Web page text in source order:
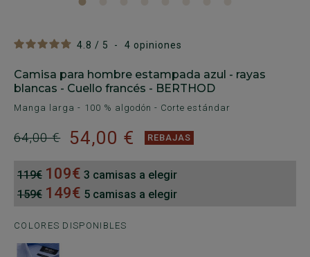
4.8 / 5 - 4 opiniones
Camisa para hombre estampada azul - rayas
blancas - Cuello francés - BERTHOD
Manga larga - 100 % algodón - Corte estándar
64,00 € 54,00 € REBAJAS
119€ 109€ 3 camisas a elegir
159€ 149€ 5 camisas a elegir
COLORES DISPONIBLES